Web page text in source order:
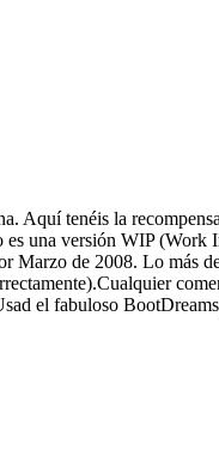
Aquí tenéis la
una versión WIP
de 2008. Lo más
el fabuloso